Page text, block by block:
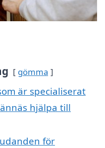
gömma
är specialiserat
hjälpa till
för